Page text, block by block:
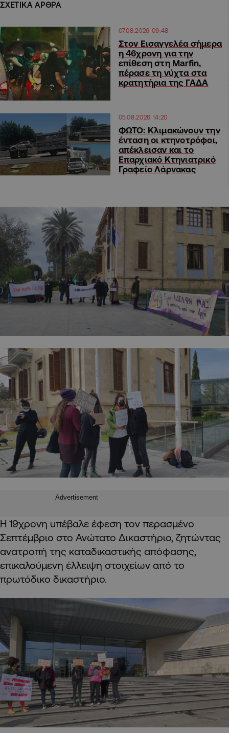
ΣΧΕΤΙΚΑ ΑΡΘΡΑ
07.08.2026 09:48
Στον Εισαγγελέα σήμερα
η 46χρονη για την
επίθεση στη Marfin,
πέρασε τη νύχτα στα
κρατητήρια της ΓΑΔΑ
05.08.2026 14:20
ΦΩΤΟ: Κλιμακώνουν την
ένταση οι κτηνοτρόφοι,
απέκλεισαν και το
Επαρχιακό Κτηνιατρικό
Γραφείο Λάρνακας
Advertisement
Η 19χρονη υπέβαλε έφεση τον περασμένο
Σεπτέμβριο στο Ανώτατο Δικαστήριο, ζητώντας
ανατροπή της καταδικαστικής απόφασης,
επικαλούμενη έλλειψη στοιχείων από το
πρωτόδικο δικαστήριο.